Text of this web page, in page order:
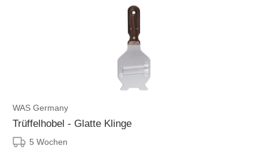
WAS Germany
Trüffelhobel - Glatte Klinge
5 Wochen